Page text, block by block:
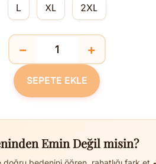
L XL 2XL
Pamuklu Ribana Geniş
− +
SEPETE EKLE
Emin Değil misin?